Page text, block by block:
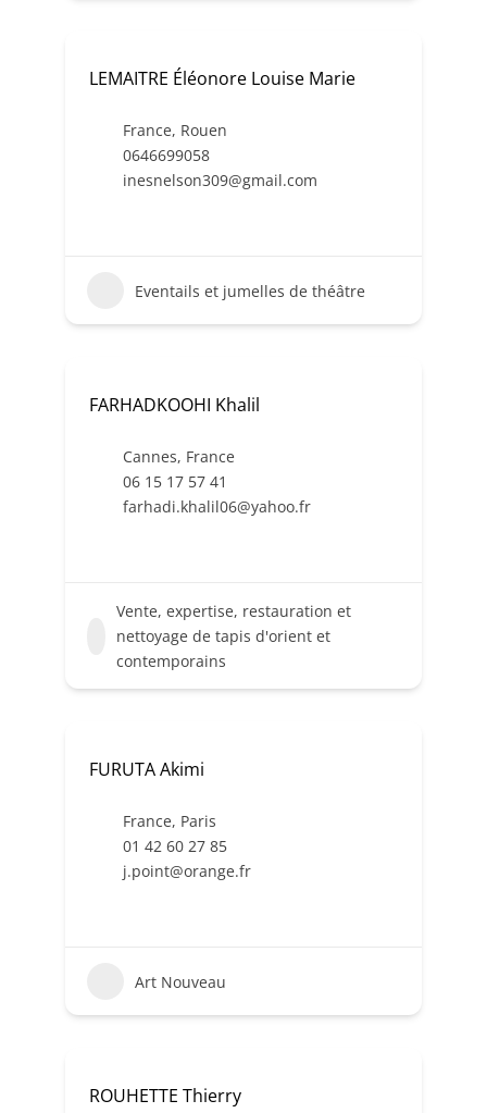
LEMAITRE Éléonore Louise Marie
France, Rouen
0646699058
inesnelson309@gmail.com
Eventails et jumelles de théâtre
FARHADKOOHI Khalil
Cannes, France
06 15 17 57 41
farhadi.khalil06@yahoo.fr
Vente, expertise, restauration et
nettoyage de tapis d'orient et
contemporains
FURUTA Akimi
France, Paris
01 42 60 27 85
j.point@orange.fr
Art Nouveau
ROUHETTE Thierry